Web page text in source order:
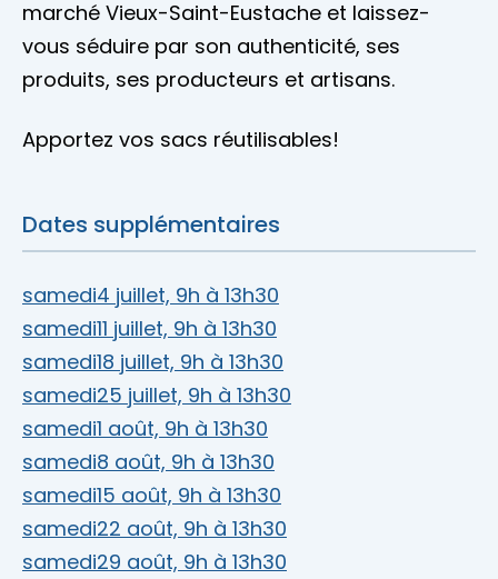
marché Vieux-Saint-Eustache et laissez-
vous séduire par son authenticité, ses
produits, ses producteurs et artisans.
Apportez vos sacs réutilisables!
Dates supplémentaires
samedi4 juillet, 9h à 13h30
samedi11 juillet, 9h à 13h30
samedi18 juillet, 9h à 13h30
samedi25 juillet, 9h à 13h30
samedi1 août, 9h à 13h30
samedi8 août, 9h à 13h30
samedi15 août, 9h à 13h30
samedi22 août, 9h à 13h30
samedi29 août, 9h à 13h30